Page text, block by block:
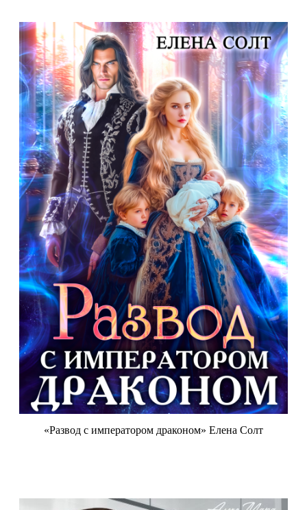
«Развод с императором драконом» Елена Солт